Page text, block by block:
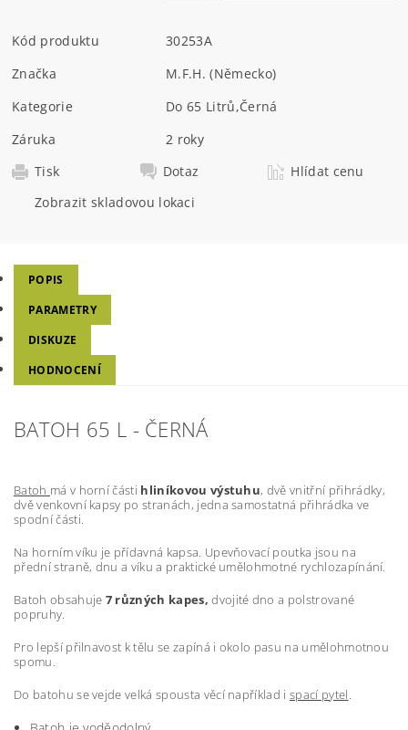
Kód produktu
30253A
Značka
M.F.H. (Německo)
Kategorie
Do 65 Litrů,Černá
Záruka
2 roky
Tisk
Dotaz
Hlídat cenu
Zobrazit skladovou lokaci
POPIS
PARAMETRY
DISKUZE
HODNOCENÍ
BATOH 65 L - ČERNÁ
Batoh má v horní části hliníkovou výstuhu, dvě vnitřní přihrádky,
dvě venkovní kapsy po stranách, jedna samostatná přihrádka ve
spodní části.
Na horním víku je přídavná kapsa. Upevňovací poutka jsou na
přední straně, dnu a víku a praktické umělohmotné rychlozapínání.
Batoh obsahuje 7 různých kapes, dvojité dno a polstrované
popruhy.
Pro lepší přilnavost k tělu se zapíná i okolo pasu na umělohmotnou
spomu.
Do batohu se vejde velká spousta věcí například ispací pytel.